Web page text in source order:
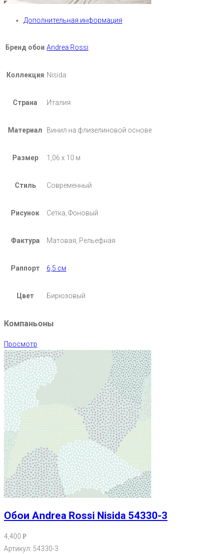
Дополнительная информация
Бренд обои Andrea Rossi
Коллекция Nisida
Страна Италия
Материал Винил на флизелиновой основе
Размер 1,06 х 10 м
Стиль Современный
Рисунок Сетка, Фоновый
Фактура Матовая, Рельефная
Раппорт 6,5 см
Цвет Бирюзовый
Компаньоны
Просмотр
Обои Andrea Rossi Nisida 54330-3
4,400 Р
Артикул: 54330-3